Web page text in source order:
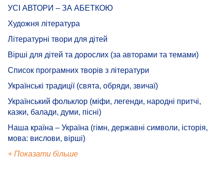
УСІ АВТОРИ – ЗА АБЕТКОЮ
Художня література
Літературні твори для дітей
Вірші для дітей та дорослих (за авторами та темами)
Список програмних творів з літератури
Українські традиції (свята, обряди, звичаї)
Український фольклор (міфи, легенди, народні притчі,
казки, балади, думи, пісні)
Наша країна – Україна (гімн, державні символи, історія,
мова: вислови, вірші)
+ Показати більше